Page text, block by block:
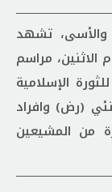
تشهد
الاثنين، مراسم
الإسلامیة
(رض) وافراد
من المشيعين